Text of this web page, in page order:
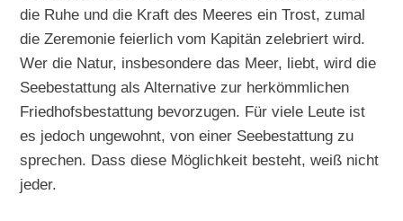
die Ruhe und die Kraft des Meeres ein Trost, zumal
die Zeremonie feierlich vom Kapitän zelebriert wird.
Wer die Natur, insbesondere das Meer, liebt, wird die
Seebestattung als Alternative zur herkömmlichen
Friedhofsbestattung bevorzugen. Für viele Leute ist
es jedoch ungewohnt, von einer Seebestattung zu
sprechen. Dass diese Möglichkeit besteht, weiß nicht
jeder.